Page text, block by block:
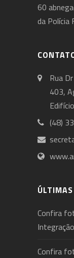
60
da Polícia
Rua
403,
(48)
Confira
Confira